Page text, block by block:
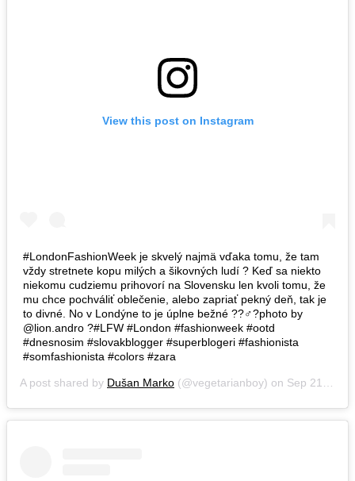
View this post on Instagram
#LondonFashionWeek je skvelý najmä vďaka tomu, že tam
vždy stretnete kopu milých a šikovných ludí ? Keď sa niekto
niekomu cudziemu prihovorí na Slovensku len kvoli tomu, že
mu chce pochváliť oblečenie, alebo zapriať pekný deň, tak je
to divné. No v Londýne to je úplne bežné ??‍♂️?photo by
@lion.andro ?#LFW #London #fashionweek #ootd
#dnesnosim #slovakblogger #superblogeri #fashionista
#somfashionista #colors #zara
A post shared by Dušan Marko (@vegetarianboy) on Sep 21, 2018 at 8:21am PDT